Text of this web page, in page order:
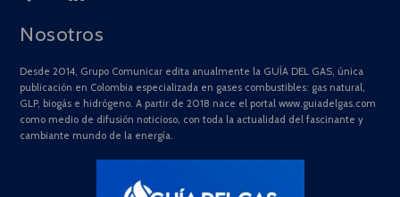
Nosotros
Desde 2014, Grupo Comunicar edita anualmente la GUÍA DEL GAS, única
publicación en Colombia especializada en gases combustibles: gas natural,
GLP, biogás e hidrógeno. A partir de 2018 nace el portal www.guiadelgas.com
como medio de difusión noticioso, con toda la actualidad del fascinante y
cambiante mundo de la energía.